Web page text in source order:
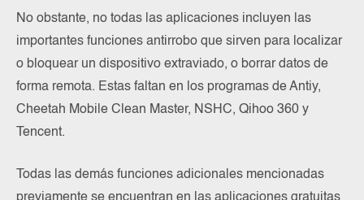
No obstante, no todas las aplicaciones incluyen las
importantes funciones antirrobo que sirven para localizar
o bloquear un dispositivo extraviado, o borrar datos de
forma remota. Estas faltan en los programas de Antiy,
Cheetah Mobile Clean Master, NSHC, Qihoo 360 y
Tencent.
Todas las demás funciones adicionales mencionadas